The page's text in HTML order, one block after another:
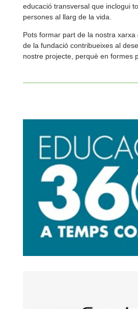
educació transversal que inclogui
persones al llarg de la vida.
Pots formar part de la nostra xarxa
de la fundació contribueixes al
nostre projecte, perquè en formes